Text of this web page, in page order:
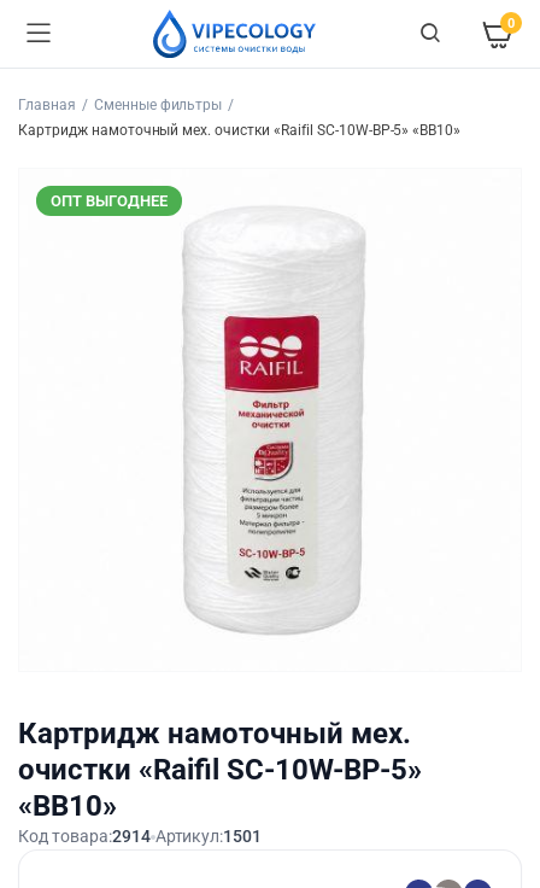
0
Главная
Сменные фильтры
Картридж намоточный мех. очистки «Raifil SC-10W-BP-5» «BB10»
ОПТ ВЫГОДНЕЕ
Картридж намоточный мех.
очистки «Raifil SC-10W-BP-5»
«BB10»
Код товара:2914 Артикул:1501